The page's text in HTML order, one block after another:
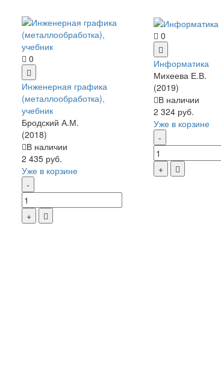
0
Инженерная графика
(металлообработка),
учебник
Бродский А.М.
(2018)
В наличии
2 435 руб.
Уже в корзине
0
Информатика
Михеева Е.В.
(2019)
В наличии
2 324 руб.
Уже в корзине